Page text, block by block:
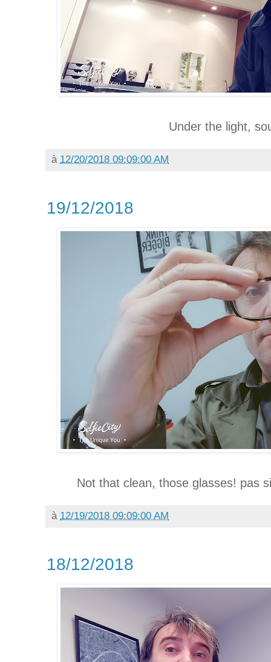
Under the light,
à 12/20/2018 09:09:00 AM
19/12/2018
Not that clean, those glasses! pas
à 12/19/2018 09:09:00 AM
18/12/2018